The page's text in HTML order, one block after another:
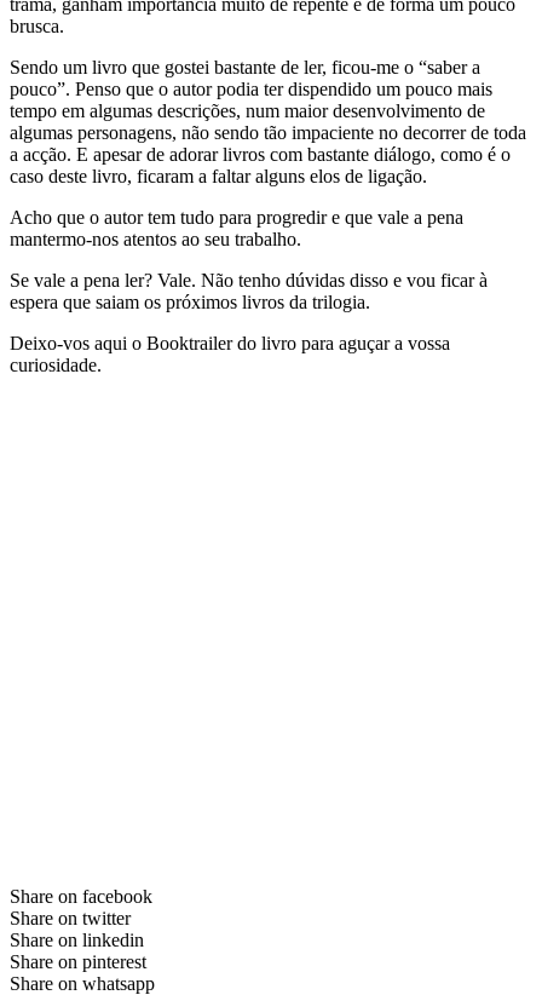
brusca.
Sendo um livro que gostei bastante de ler, ficou-me o “saber a
pouco”. Penso que o autor podia ter dispendido um pouco mais
tempo em algumas descrições, num maior desenvolvimento de
algumas personagens, não sendo tão impaciente no decorrer de toda
a acção. E apesar de adorar livros com bastante diálogo, como é o
caso deste livro, ficaram a faltar alguns elos de ligação.
Acho que o autor tem tudo para progredir e que vale a pena
mantermo-nos atentos ao seu trabalho.
Se vale a pena ler? Vale. Não tenho dúvidas disso e vou ficar à
espera que saiam os próximos livros da trilogia.
Deixo-vos aqui o Booktrailer do livro para aguçar a vossa
curiosidade.
Share on facebook
Share on twitter
Share on linkedin
Share on pinterest
Share on whatsapp